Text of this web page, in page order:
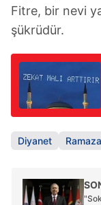
Fitre, bir nevi
şükrüdür.
Diyanet